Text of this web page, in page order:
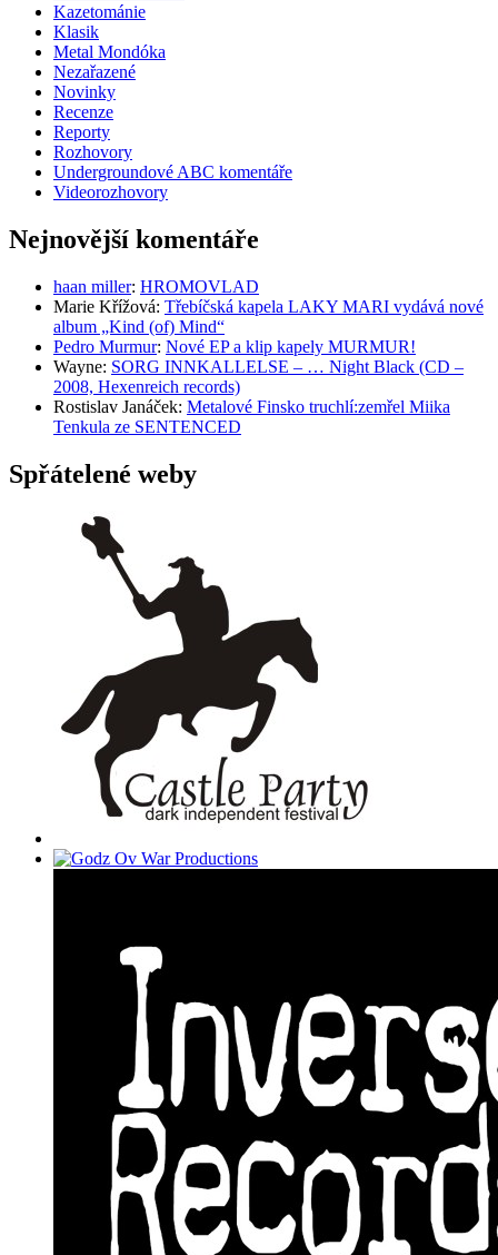
Kazetománie
Klasik
Metal Mondóka
Nezařazené
Novinky
Recenze
Reporty
Rozhovory
Undergroundové ABC komentáře
Videorozhovory
Nejnovější komentáře
haan miller: HROMOVLAD
Marie Křížová: Třebíčská kapela LAKY MARI vydává nové
album „Kind (of) Mind“
Pedro Murmur: Nové EP a klip kapely MURMUR!
Wayne: SORG INNKALLELSE – … Night Black (CD –
2008, Hexenreich records)
Rostislav Janáček: Metalové Finsko truchlí:zemřel Miika
Tenkula ze SENTENCED
Spřátelené weby